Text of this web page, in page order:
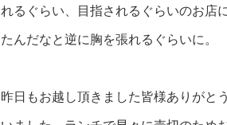
れるぐらい、目指されるぐらいのお店
たんだなと逆に胸を張れるぐらいに。
昨日もお越し頂きました皆様ありがと